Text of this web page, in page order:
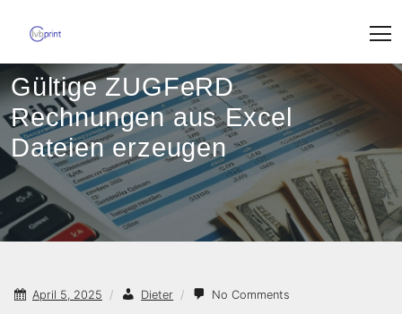
content
Gültige ZUGFeRD
Rechnungen aus Excel
Dateien erzeugen
April 5, 2025 / Dieter / No Comments